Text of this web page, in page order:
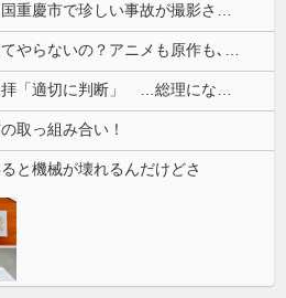
【動画】これはお見事。中国重慶市で珍しい事故が撮影される。
【悲報】おにまいの二期ってやらないの？アニメも原作も､外人からも人気あったのに
【悲報】高市首相の靖国参拝「適切に判断」 …総理になる前の昨年は参拝
取っ組み合い！
と機械が壊れるんだけどさ